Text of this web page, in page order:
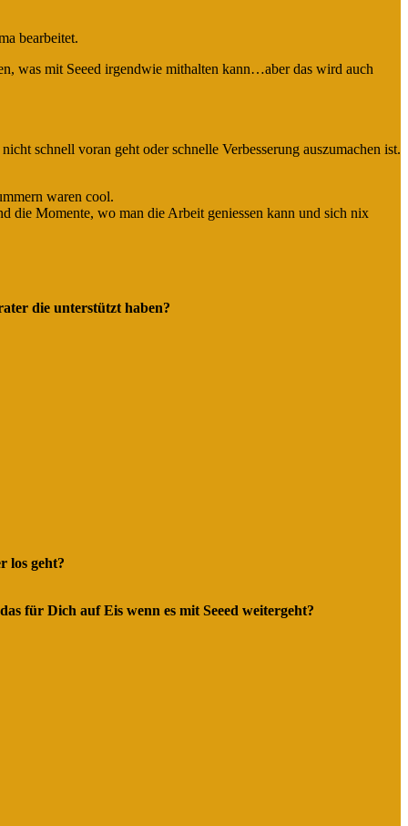
bearbeitet.
was mit Seeed irgendwie mithalten kann…aber das wird auch
schnell voran geht oder schnelle Verbesserung auszumachen ist.
waren cool.
die Momente, wo man die Arbeit geniessen kann und sich nix
die unterstützt haben?
los geht?
für Dich auf Eis wenn es mit Seeed weitergeht?